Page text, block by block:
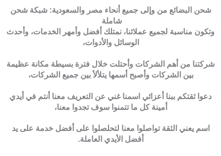
شحن البضائع من وإلى جميع أنحاء مصر والسعودية: شبكة شحن
شاملة
وتكون مناسبة لجميع عملائنا، نمتلك أفضل وأمهر الخدمات، وأحدث
الوسائل والأدوات،
شركتنا من أهم الشركات وأحتلت خلال فترة بسيطة مكانة عظيمة
بين الشركات وأصبح أسمها يتلألأ بين جميع الشركات،
دعوا ثقتكم ببنا أعزائي اسمنا غني عن التعريف معنا أنتم في أيدي
أمينة كل ما تتمنوا سوف تجدوا معنا،
اسم يعني الثقة تواصلوا معنا لتحلصلوا على أفضل خدمة على يد
أفضل الأيدي العاملة.